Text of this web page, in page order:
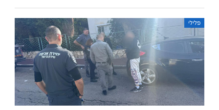
פלילי